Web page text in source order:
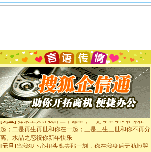
能正大光明地骚扰你,告诉你,圣诞要快乐!新年要快乐!天
天都要快乐噢!
[圣诞节]奉上一颗祝福的心,在这个特别的日子里,愿幸福,
如意,快乐,鲜花,一切美好的祝愿与你同在.圣诞快乐!
[元旦]看到你我会触电；看不到你我要充电；没有你我会
断电。爱你是我职业，想你是我事业，抱你是我特长，吻
你是我专业！水晶之恋祝你新年快乐
[元旦]如果上天让我许三个愿望，一是今生今世和你在一
起；二是再生再世和你在一起；三是三生三世和你不再分
离。水晶之恋祝你新年快乐
[元旦]当我狠下心扭头离去那一刻，你在我身后无助地哭
泣，这痛楚让我明白我多么爱你。我转身抱住你：这猪不